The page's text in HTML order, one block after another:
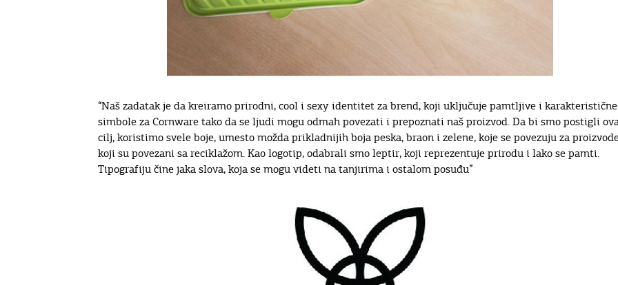
“Naš zadatak je da kreiramo prirodni, cool i sexy identitet za brend, koji uključuje pamtljive i karakteristične
simbole za Cornware tako da se ljudi mogu odmah povezati i prepoznati naš proizvod. Da bi smo postigli
cilj, koristimo svele boje, umesto možda prikladnijih boja peska, braon i zelene, koje se povezuju za
koji su povezani sa reciklažom. Kao logotip, odabrali smo leptir, koji reprezentuje prirodu i lako se pamti.
Tipografiju čine jaka slova, koja se mogu videti na tanjirima i ostalom posuđu”